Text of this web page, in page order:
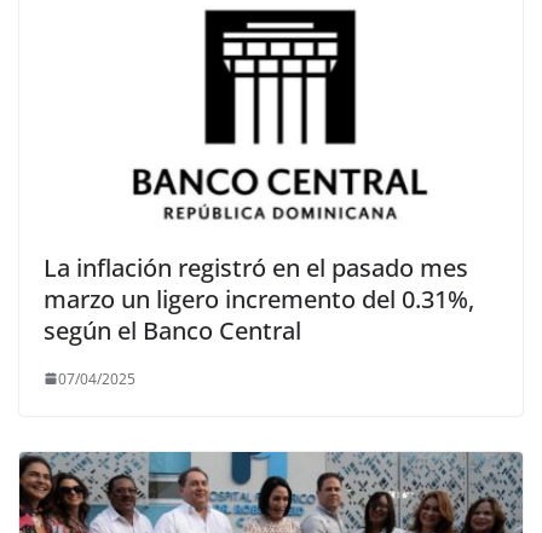
La inflación registró en el pasado mes
marzo un ligero incremento del 0.31%,
según el Banco Central
07/04/2025